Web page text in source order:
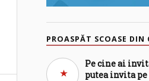
PROASPĂT SCOASE DIN
Pe cine ai
putea invita